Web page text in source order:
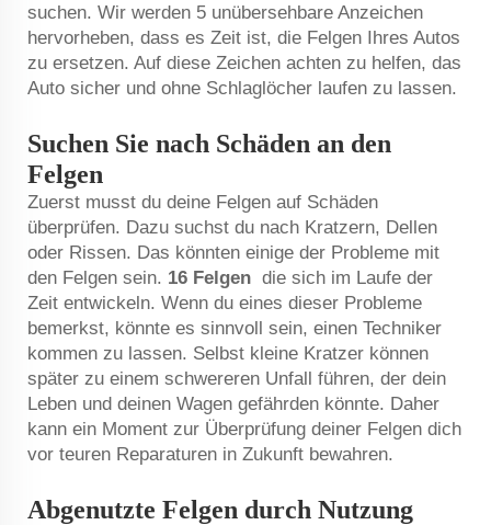
suchen. Wir werden 5 unübersehbare Anzeichen
hervorheben, dass es Zeit ist, die Felgen Ihres Autos
zu ersetzen. Auf diese Zeichen achten zu helfen, das
Auto sicher und ohne Schlaglöcher laufen zu lassen.
Suchen Sie nach Schäden an den
Felgen
Zuerst musst du deine Felgen auf Schäden
überprüfen. Dazu suchst du nach Kratzern, Dellen
oder Rissen. Das könnten einige der Probleme mit
den Felgen sein. 16 Felgen die sich im Laufe der
Zeit entwickeln. Wenn du eines dieser Probleme
bemerkst, könnte es sinnvoll sein, einen Techniker
kommen zu lassen. Selbst kleine Kratzer können
später zu einem schwereren Unfall führen, der dein
Leben und deinen Wagen gefährden könnte. Daher
kann ein Moment zur Überprüfung deiner Felgen dich
vor teuren Reparaturen in Zukunft bewahren.
Abgenutzte Felgen durch Nutzung